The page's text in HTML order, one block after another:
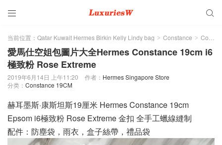
 
当前位置： Qatar Kuwait Hermes Birkin Kelly Lindy bag > Constance > Constance 19CM
愛馬仕空姐包圖片大全Hermes Constance 19cm i6
極致粉 Rose Extreme
2019年6月14日 上午11:20 作者： Hermes Singapore Store
分类： Constance 19CM
赫耳墨斯·康斯坦斯19厘米 Hermes Constance 19cm
Epsom i6極致粉 Rose Extreme 金扣 全手工蠟線縫制
配件：防塵袋，雨衣，盒子絲帶，禮品袋